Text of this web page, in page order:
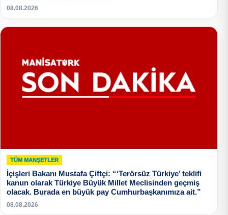
08.08.2026
TÜM MANŞETLER
İçişleri Bakanı Mustafa Çiftçi: “‘Terörsüz Türkiye’ teklifi
kanun olarak Türkiye Büyük Millet Meclisinden geçmiş
olacak. Burada en büyük pay Cumhurbaşkanımıza ait.”
08.08.2026